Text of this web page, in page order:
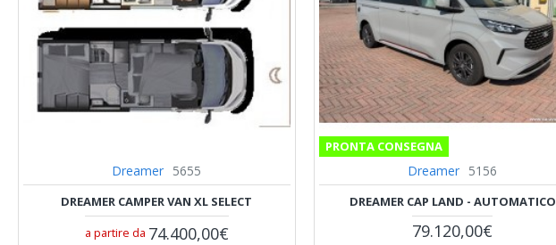
Dreamer 5655
DREAMER CAMPER VAN XL SELECT
a partire da 74.400,00€
PRONTA CONSEGNA
Dreamer 5156
DREAMER CAP LAND - AUTOMATICO
79.120,00€